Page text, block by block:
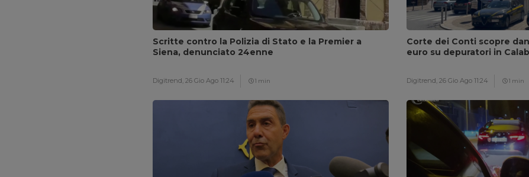
Scritte contro la Polizia di Stato e la Premier a
Siena, denunciato 24enne
Digitrend, 26 Gio Ago 11:24 1 min
Corte dei Conti scopre
euro su depuratori in
Digitrend, 26 Gio Ago 11:24 1 min